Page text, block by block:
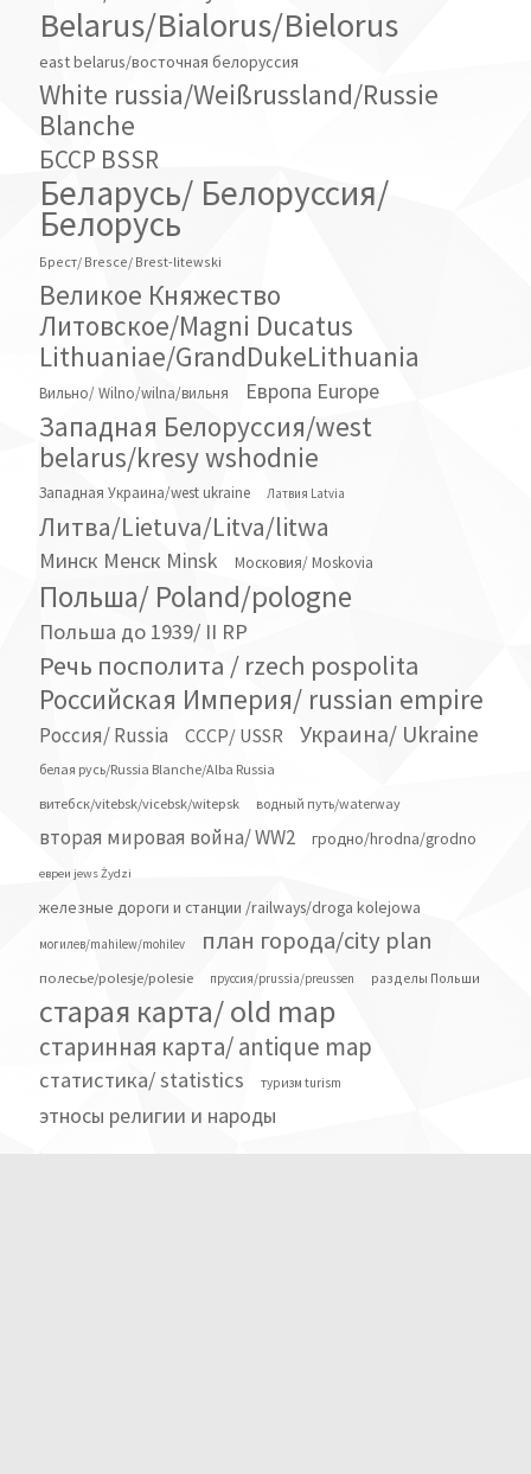
Belarus/Bialorus/Bielorus
east belarus/восточная белоруссия
White russia/Weißrussland/Russie
Blanche
БССР BSSR
Беларусь/ Белоруссия/
Белорусь
Брест/ Bresce/ Brest-litewski
Великое Княжество
Литовское/Magni Ducatus
Lithuaniae/GrandDukeLithuania
Вильно/ Wilno/wilna/вильня Европа Europe
Западная Белоруссия/west
belarus/kresy wshodnie
Западная Украина/west ukraine Латвия Latvia
Литва/Lietuva/Litva/litwa
Минск Менск Minsk Московия/ Moskovia
Польша/ Poland/pologne
Польша до 1939/ II RP
Речь посполита / rzech pospolita
Российская Империя/ russian empire
Россия/ Russia СССР/ USSR Украина/ Ukraine
белая русь/Russia Blanche/Alba Russia
витебск/vitebsk/vicebsk/witepsk
водный путь/waterway
вторая мировая война/ WW2 гродно/hrodna/grodno
евреи jews Żydzi
железные дороги и станции /railways/droga kolejowa
могилев/mahilew/mohilev план города/city plan
полесье/polesje/polesie пруссия/prussia/preussen разделы Польши
старая карта/ old map
старинная карта/ antique map
статистика/ statistics туризм turism
этносы религии и народы